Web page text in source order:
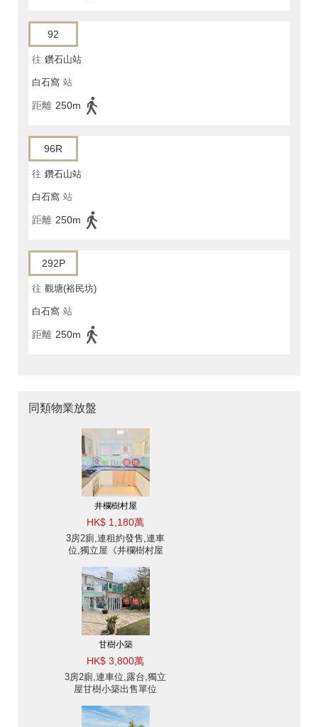
92
往 鑽石山站
白石窩 站
距離 250m
96R
往 鑽石山站
白石窩 站
距離 250m
292P
往 觀塘(裕民坊)
白石窩 站
距離 250m
同類物業放盤
井欄樹村屋
HK$ 1,180萬
3房2廁,連租約發售,連車
位,獨立屋《井欄樹村屋
甘樹小築
HK$ 3,800萬
3房2廁,連車位,露台,獨立
屋甘樹小築出售單位